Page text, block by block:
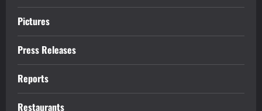
Pictures
Press Releases
Reports
Restaurants